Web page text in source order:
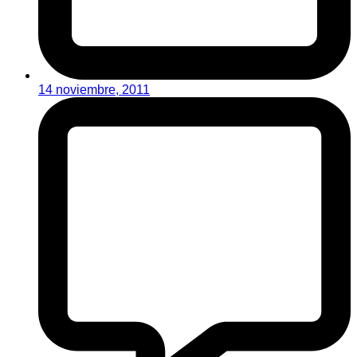
14 noviembre, 2011